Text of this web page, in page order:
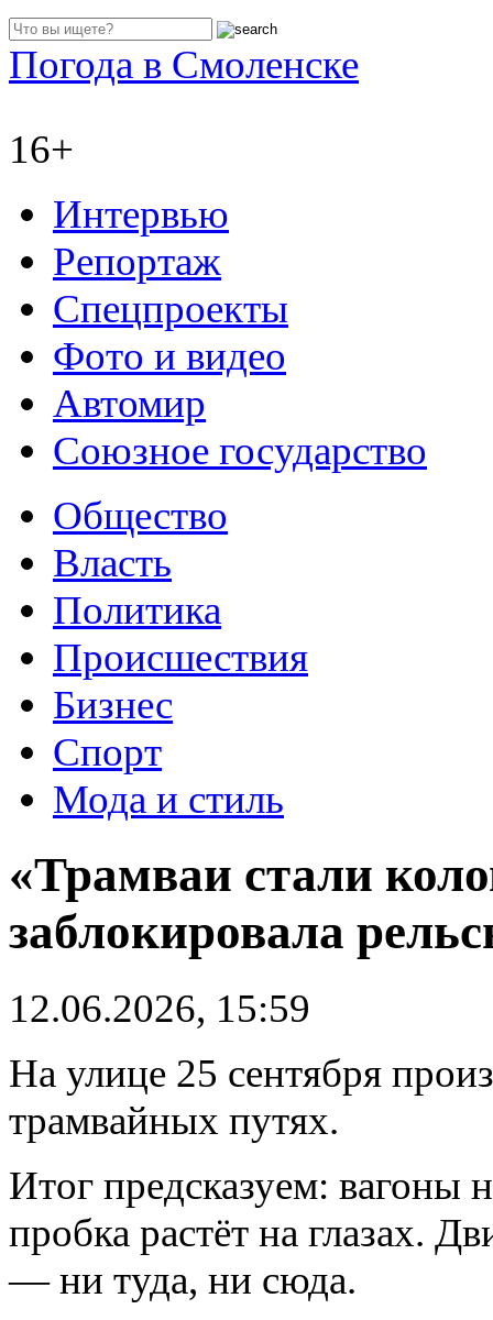
Погода в Смоленске
16+
Интервью
Репортаж
Спецпроекты
Фото и видео
Автомир
Союзное государство
Общество
Власть
Политика
Происшествия
Бизнес
Спорт
Мода и стиль
«Трамваи стали
заблокировала
12.06.2026, 15:59
На улице 25 сентября
трамвайных путях.
Итог предсказуем: вагоны
пробка растёт на глазах.
— ни туда, ни сюда.